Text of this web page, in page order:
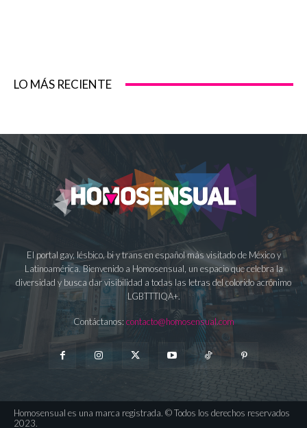
LO MÁS RECIENTE
El portal gay, lésbico, bi y trans en español más visitado de México y
Latinoamérica. Bienvenido a Homosensual, un espacio que celebra la
diversidad y busca dar visibilidad a todas las letras del colorido acrónimo
LGBTTTIQA+.
Contáctanos: contacto@homosensual.com
Homosensual es una marca registrada. © Todos los derechos reservados
2023.